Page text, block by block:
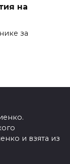
на
за
и взята из